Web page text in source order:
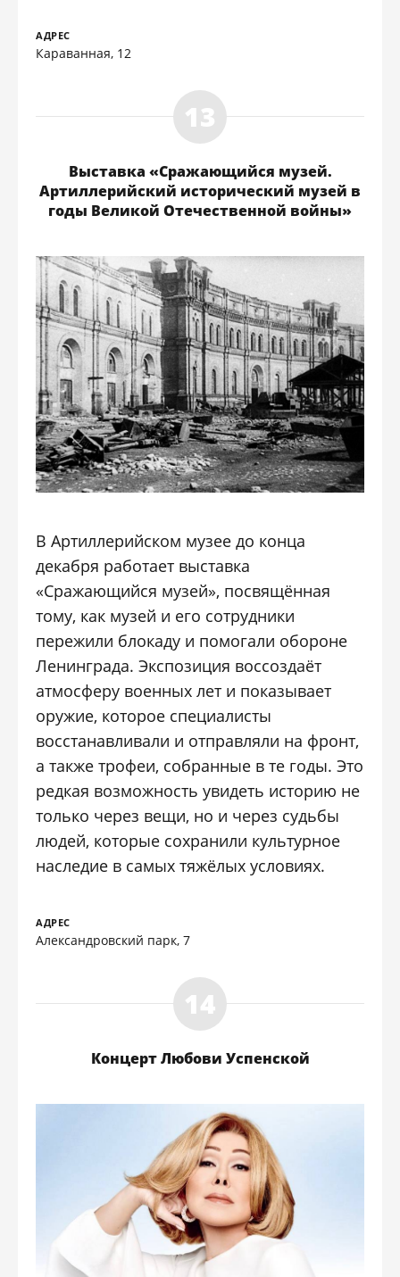
АДРЕС
Караванная, 12
Выставка «Сражающийся музей.
Артиллерийский исторический музей в
годы Великой Отечественной войны»
В Артиллерийском музее до конца
декабря работает выставка
«Сражающийся музей», посвящённая
тому, как музей и его сотрудники
пережили блокаду и помогали обороне
Ленинграда. Экспозиция воссоздаёт
атмосферу военных лет и показывает
оружие, которое специалисты
восстанавливали и отправляли на фронт,
а также трофеи, собранные в те годы. Это
редкая возможность увидеть историю не
только через вещи, но и через судьбы
людей, которые сохранили культурное
наследие в самых тяжёлых условиях.
АДРЕС
Александровский парк, 7
Концерт Любови Успенской